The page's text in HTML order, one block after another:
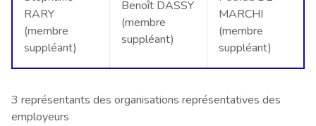
RARY
(membre
suppléant)
Benoît DASSY
(membre
suppléant)
MARCHI
(membre
suppléant)
3 représentants des organisations représentatives des
employeurs